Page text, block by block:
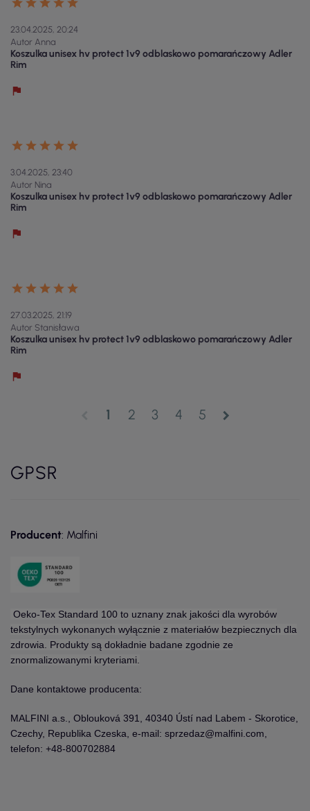
23.04.2025, 20:24
Autor Anna
Koszulka unisex hv protect 1v9 odblaskowo pomarańczowy Adler
Rim
3.04.2025, 23:40
Autor Nina
Koszulka unisex hv protect 1v9 odblaskowo pomarańczowy Adler
Rim
27.03.2025, 21:19
Autor Stanisława
Koszulka unisex hv protect 1v9 odblaskowo pomarańczowy Adler
Rim
1 2 3 4 5 chevron_right
GPSR
Producent: Malfini
Oeko-Tex Standard 100 to uznany znak jakości dla wyrobów
tekstylnych wykonanych wyłącznie z materiałów bezpiecznych dla
zdrowia. Produkty są dokładnie badane zgodnie ze
znormalizowanymi kryteriami.
Dane kontaktowe producenta:
MALFINI a.s., Oblouková 391, 40340 Ústí nad Labem - Skorotice,
Czechy, Republika Czeska, e-mail: sprzedaz@malfini.com,
telefon: +48-800702884